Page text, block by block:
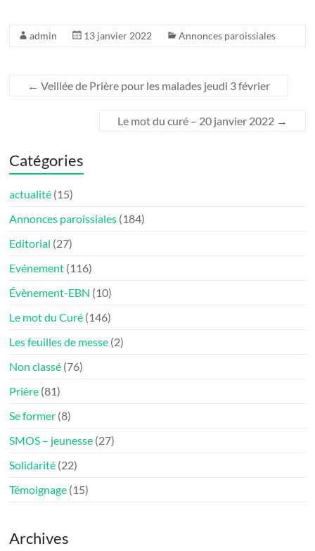
admin 13 janvier 2022 Annonces paroissiales
← Veillée de Prière pour les malades jeudi 3 février
Le mot du curé – 20 janvier 2022 →
Catégories
actualité (15)
Annonces paroissiales (184)
Editorial (27)
Evénement (116)
Évènement-EBN (10)
Le mot du Curé (146)
Les feuilles de messe (2)
Non classé (76)
Prière (81)
Se former (8)
SMOS – jeunesse (27)
Solidarité (22)
Témoignage (15)
Archives